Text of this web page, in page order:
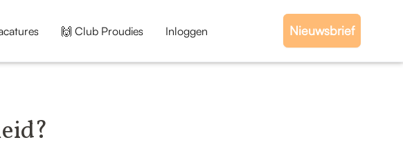
🙌 Club Proudies Inloggen Nieuwsbrief